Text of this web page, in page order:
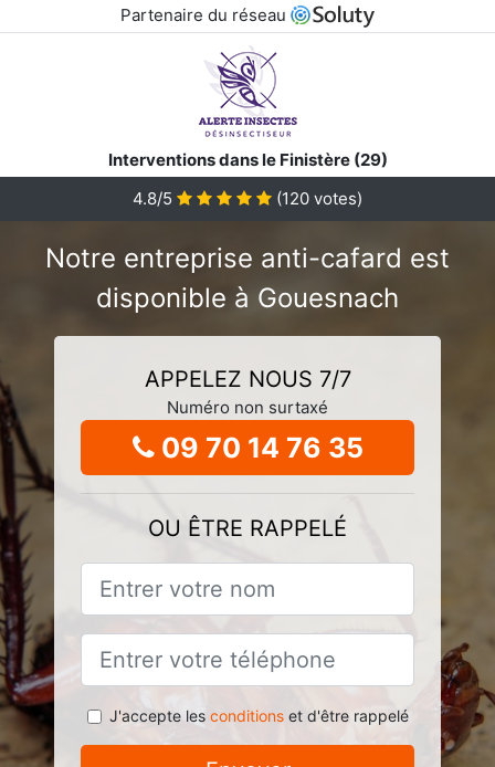
Partenaire du réseau
Interventions dans le Finistère (29)
4.8/5
(120 votes)
Notre entreprise anti-cafard est
disponible à Gouesnach
APPELEZ NOUS 7/7
Numéro non surtaxé
09 70 14 76 35
OU ÊTRE RAPPELÉ
J'accepte les conditionset d'être rappelé